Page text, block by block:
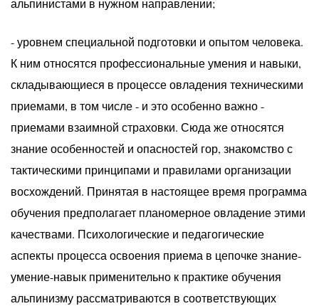
альпинистами в нужном направлении;
- уровнем специальной подготовки и опытом человека.
К ним относятся профессиональные умения и навыки,
складывающиеся в процессе овладения техническими
приемами, в том числе - и это особенно важно -
приемами взаимной страховки. Сюда же относятся
знание особенностей и опасностей гор, знакомство с
тактическими принципами и правилами организации
восхождений. Принятая в настоящее время программа
обучения предполагает планомерное овладение этими
качествами. Психологические и педагогические
аспекты процесса освоения приема в цепочке знание-
умение-навык применительно к практике обучения
альпинизму рассматриваются в соответствующих